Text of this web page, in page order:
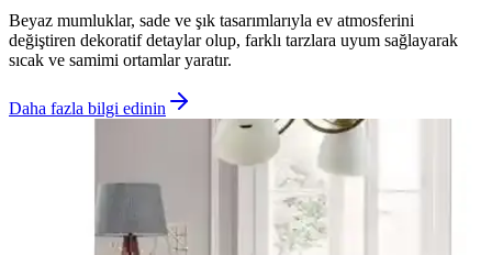
Beyaz mumluklar, sade ve şık tasarımlarıyla ev atmosferini
değiştiren dekoratif detaylar olup, farklı tarzlara uyum sağlayarak
sıcak ve samimi ortamlar yaratır.
Daha fazla bilgi edinin